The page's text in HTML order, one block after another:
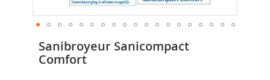
Sanibroyeur Sanicompact
Comfort
naar
het